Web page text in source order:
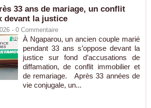
33 ans de mariage, un conflit
devant la justice
- 0 Commentaire
À Ngaparou, un ancien couple marié
pendant 33 ans s’oppose devant la
justice sur fond d’accusations de
diffamation, de conflit immobilier et
de remariage. Après 33 années de
vie conjugale, un...